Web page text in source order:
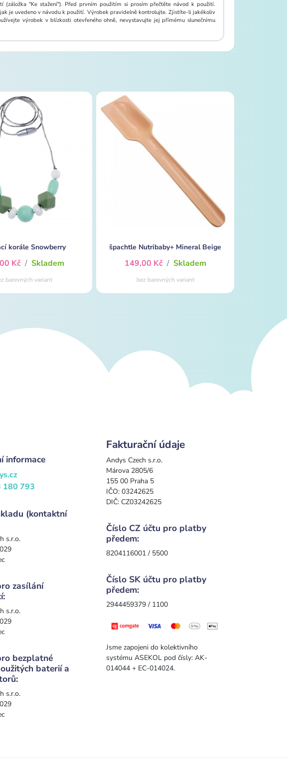
(záložka "Ke stažení"). Před prvním použitím si prosím přečtěte návod k použití.
je uvedeno v návodu k použití. Výrobek pravidelně kontrolujte. Zjistíte-li jakékoliv
výrobek v blízkosti otevřeného ohně, nevystavujte jej přímému slunečnímu
korále Snowberry
Kč / Skladem
barevných variant
špachtle Nutribaby+ Mineral Beige
149,00 Kč / Skladem
bez barevných variant
informace
180 793
(kontaktní
s.r.o.
zasílání
s.r.o.
bezplatné
baterií a
s.r.o.
Fakturační údaje
Andys Czech s.r.o.
Márova 2805/6
155 00 Praha 5
IČO: 03242625
DIČ: CZ03242625
Číslo CZ účtu pro platby
předem:
8204116001 / 5500
Číslo SK účtu pro platby
předem:
2944459379 / 1100
Jsme zapojeni do kolektivního
systému ASEKOL pod čísly: AK-
014044 + EC-014024.